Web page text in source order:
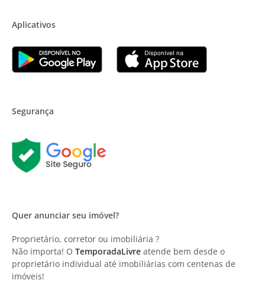
Aplicativos
Segurança
Quer anunciar seu imóvel?
Proprietário, corretor ou imobiliária ?
Não importa! O TemporadaLivre atende bem desde o
proprietário individual até imobiliárias com centenas de
imóveis!